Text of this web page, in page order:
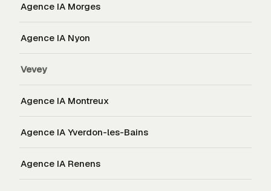
Agence IA Morges
Agence IA Nyon
Vevey
Agence IA Montreux
Agence IA Yverdon-les-Bains
Agence IA Renens